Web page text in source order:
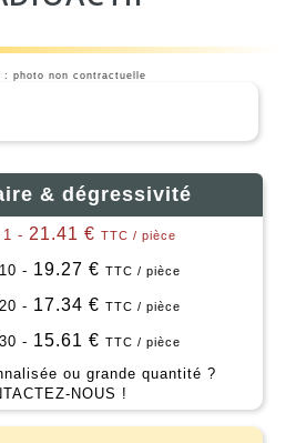
: photo non contractuelle
& dégressivité
- 21.41 € TTC / pièce
- 19.27 € TTC / pièce
- 17.34 € TTC / pièce
- 15.61 € TTC / pièce
ou grande quantité ?
NOUS !